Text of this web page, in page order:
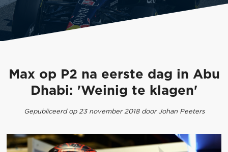
Max op P2 na eerste dag in Abu
Dhabi: 'Weinig te klagen'
Gepubliceerd op 23 november 2018 door Johan Peeters